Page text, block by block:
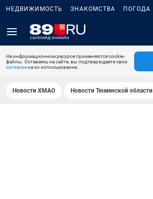
НЕДВИЖИМОСТЬ ЗНАКОМСТВА ПОГОДА
На информационном ресурсе применяются cookie-
файлы. Оставаясь на сайте, вы подтверждаете свое
согласиена их использование.
Новости ХМАО Новости Тюменской области